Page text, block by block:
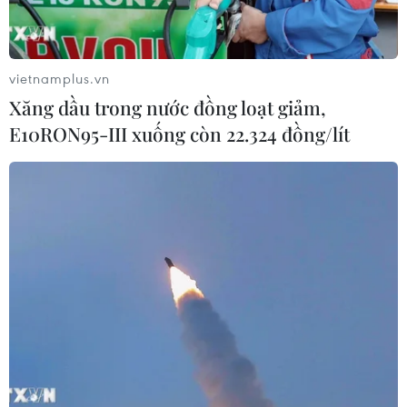
Dự án mở rộng đường Nguyễn Tuân
tăng kết nối khu vực phía Tây Nam
Hà Nội
06/08/2026 08:19
Đắk Lắk: Điều tra, khắc phục sự cố
Đại biểu Quốc hội băn khoăn khả
năng cân đối vốn 2 siêu dự án giao
vietnamplus.vn
Xăng dầu trong nước đồng loạt giảm,
E10RON95-III xuống còn 22.324 đồng/lít